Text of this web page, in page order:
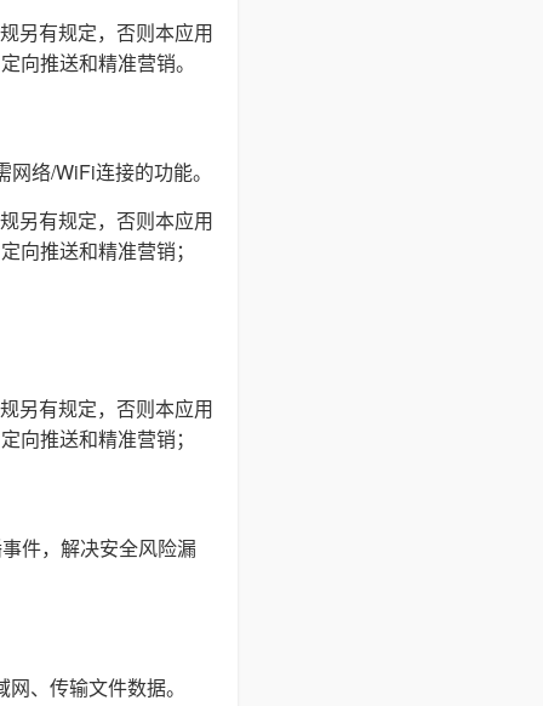
另有规定，否则本应用
向推送和精准营销。
络/WiFi连接的功能。
另有规定，否则本应用
向推送和精准营销；
另有规定，否则本应用
向推送和精准营销；
件，解决安全风险漏
、传输文件数据。